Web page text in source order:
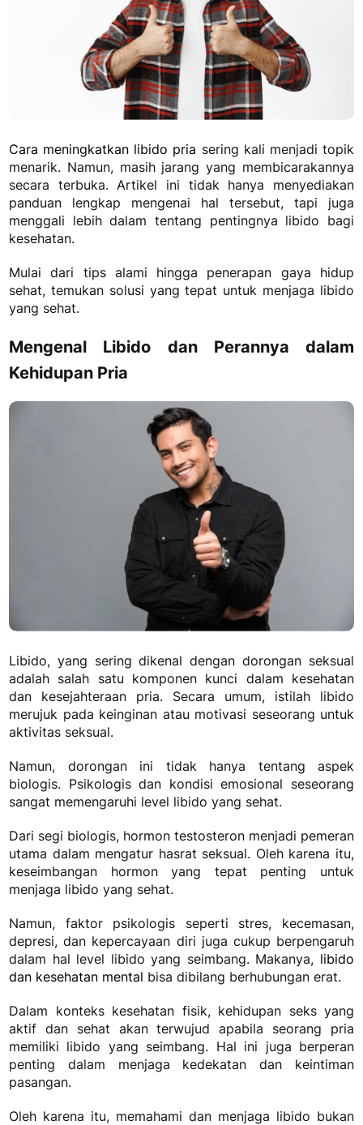
Cara meningkatkan libido pria sering kali menjadi topik
menarik. Namun, masih jarang yang membicarakannya
secara terbuka. Artikel ini tidak hanya menyediakan
panduan lengkap mengenai hal tersebut, tapi juga
menggali lebih dalam tentang pentingnya libido bagi
kesehatan.
Mulai dari tips alami hingga penerapan gaya hidup
sehat, temukan solusi yang tepat untuk menjaga libido
yang sehat.
Mengenal Libido dan Perannya dalam
Kehidupan Pria
Libido, yang sering dikenal dengan dorongan seksual
adalah salah satu komponen kunci dalam kesehatan
dan kesejahteraan pria. Secara umum, istilah libido
merujuk pada keinginan atau motivasi seseorang untuk
aktivitas seksual.
Namun, dorongan ini tidak hanya tentang aspek
biologis. Psikologis dan kondisi emosional seseorang
sangat memengaruhi level libido yang sehat.
Dari segi biologis, hormon testosteron menjadi pemeran
utama dalam mengatur hasrat seksual. Oleh karena itu,
keseimbangan hormon yang tepat penting untuk
menjaga libido yang sehat.
Namun, faktor psikologis seperti stres, kecemasan,
depresi, dan kepercayaan diri juga cukup berpengaruh
dalam hal level libido yang seimbang. Makanya, libido
dan kesehatan mental bisa dibilang berhubungan erat.
Dalam konteks kesehatan fisik, kehidupan seks yang
aktif dan sehat akan terwujud apabila seorang pria
memiliki libido yang seimbang. Hal ini juga berperan
penting dalam menjaga kedekatan dan keintiman
pasangan.
Oleh karena itu, memahami dan menjaga libido bukan